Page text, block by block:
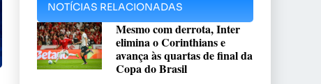
NOTÍCIAS RELACIONADAS
Mesmo com derrota, Inter
elimina o Corinthians e
avança às quartas de final da
Copa do Brasil